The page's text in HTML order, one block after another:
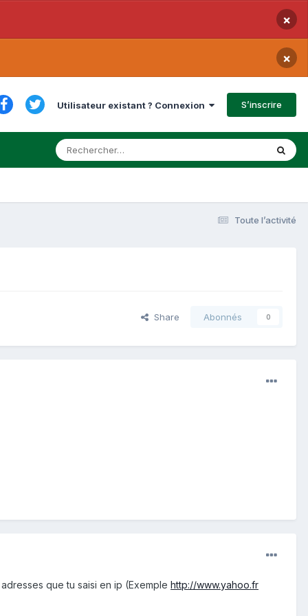
×
×
Utilisateur existant ? Connexion S’inscrire
Toute l’activité
Share Abonnés 0
que tu saisi en ip (Exemple http://www.yahoo.fr